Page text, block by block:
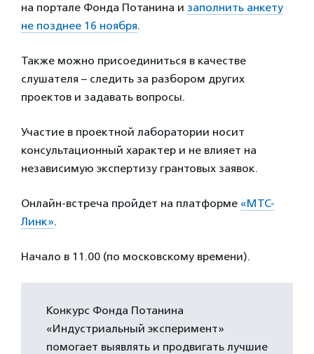
на портале Фонда Потанина и заполнить анкету
не позднее 16 ноября.
Также можно присоединиться в качестве
слушателя – следить за разбором других
проектов и задавать вопросы.
Участие в проектной лаборатории носит
консультационный характер и не влияет на
независимую экспертизу грантовых заявок.
Онлайн-встреча пройдет на платформе «МТС-
Линк».
Начало в 11.00 (по московскому времени).
Конкурс Фонда Потанина
«Индустриальный эксперимент»
помогает выявлять и продвигать лучшие